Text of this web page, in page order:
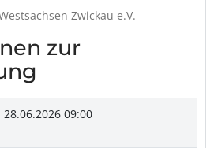
Zwickau e.V.
zur
28.06.2026 09:00